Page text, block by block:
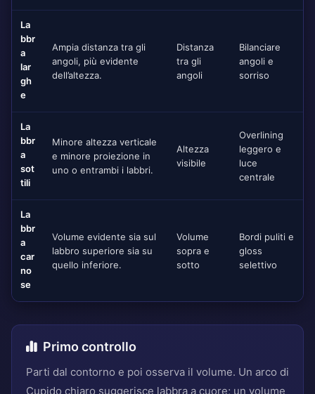
La
bbr
a
lar
gh
e
Ampia distanza tra gli
angoli, più evidente
dell’altezza.
Distanza
tra gli
angoli
Bilanciare
angoli e
sorriso
La
bbr
a
sot
tili
Minore altezza verticale
e minore proiezione in
uno o entrambi i labbri.
Altezza
visibile
Overlining
leggero e
luce
centrale
La
bbr
a
car
no
se
Volume evidente sia sul
labbro superiore sia su
quello inferiore.
Volume
sopra e
sotto
Bordi puliti e
gloss
selettivo
Primo controllo
Parti dal contorno e poi osserva il volume. Un arco di
Cupido chiaro suggerisce labbra a cuore; un volume